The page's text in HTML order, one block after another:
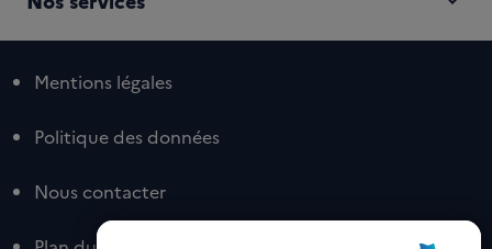
Mentions légales
Politique des données
Nous contacter